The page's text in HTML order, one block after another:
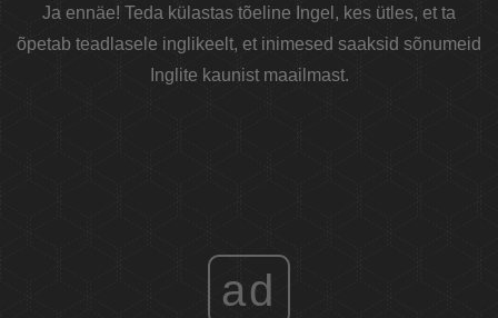
Ja ennäe! Teda külastas tõeline Ingel, kes ütles, et ta
õpetab teadlasele inglikeelt, et inimesed saaksid sõnumeid
Inglite kaunist maailmast.
ad